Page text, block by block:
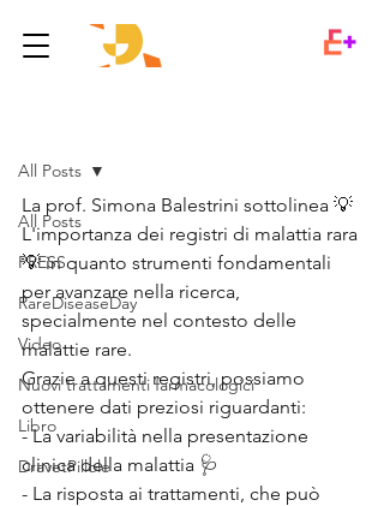
All Posts
PRESS
RareDiseaseDay
Video
Nuovi trattamenti farmacologici
Libro
DravetPillole
All Posts
La prof. Simona Balestrini sottolinea 💡
L'importanza dei registri di malattia rara
💡 in quanto strumenti fondamentali
per avanzare nella ricerca,
specialmente nel contesto delle
malattie rare.
Grazie a questi registri, possiamo
ottenere dati preziosi riguardanti:
- La variabilità nella presentazione
clinica della malattia 🩺
- La risposta ai trattamenti, che può